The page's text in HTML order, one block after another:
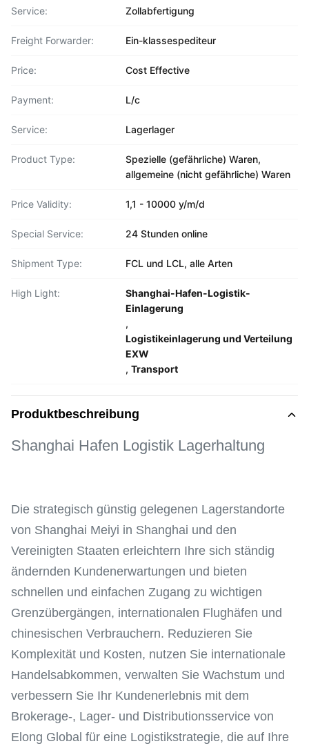
Service: Zollabfertigung
Freight Forwarder: Ein-klassespediteur
Price: Cost Effective
Payment: L/c
Service: Lagerlager
Product Type:
Spezielle (gefährliche) Waren,
allgemeine (nicht gefährliche) Waren
Price Validity: 1,1 - 10000 y/m/d
Special Service: 24 Stunden online
Shipment Type: FCL und LCL, alle Arten
High Light:
Shanghai-Hafen-Logistik-
Einlagerung
,
Logistikeinlagerung und Verteilung
EXW
, Transport
Produktbeschreibung
Shanghai Hafen Logistik Lagerhaltung
Die strategisch günstig gelegenen Lagerstandorte
von Shanghai Meiyi in Shanghai und den
Vereinigten Staaten erleichtern Ihre sich ständig
ändernden Kundenerwartungen und bieten
schnellen und einfachen Zugang zu wichtigen
Grenzübergängen, internationalen Flughäfen und
chinesischen Verbrauchern. Reduzieren Sie
Komplexität und Kosten, nutzen Sie internationale
Handelsabkommen, verwalten Sie Wachstum und
verbessern Sie Ihr Kundenerlebnis mit dem
Brokerage-, Lager- und Distributionsservice von
Elong Global für eine Logistikstrategie, die auf Ihre